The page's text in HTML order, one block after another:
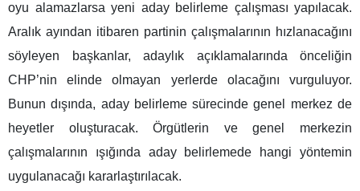
oyu alamazlarsa yeni aday belirleme çalışması yapılacak.
Aralık ayından itibaren partinin çalışmalarının hızlanacağını
söyleyen başkanlar, adaylık açıklamalarında önceliğin
CHP’nin elinde olmayan yerlerde olacağını vurguluyor.
Bunun dışında, aday belirleme sürecinde genel merkez de
heyetler oluşturacak. Örgütlerin ve genel merkezin
çalışmalarının ışığında aday belirlemede hangi yöntemin
uygulanacağı kararlaştırılacak.